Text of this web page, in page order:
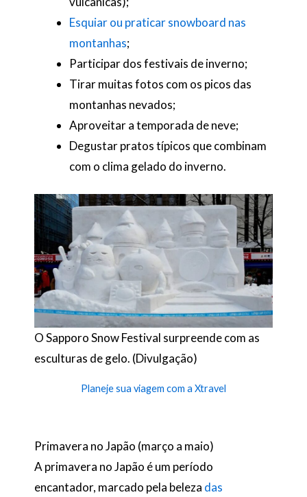
Esquiar ou praticar snowboard nas
montanhas;
Participar dos festivais de inverno;
Tirar muitas fotos com os picos das
montanhas nevados;
Aproveitar a temporada de neve;
Degustar pratos típicos que combinam
com o clima gelado do inverno.
O Sapporo Snow Festival surpreende com as
esculturas de gelo. (Divulgação)
Planeje sua viagem com a Xtravel
Primavera no Japão (março a maio)
A primavera no Japão é um período
encantador, marcado pela beleza das